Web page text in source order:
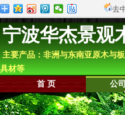
去
宁波华杰景观
主要产品：非洲与东南亚原木与
具材等
首 页
公